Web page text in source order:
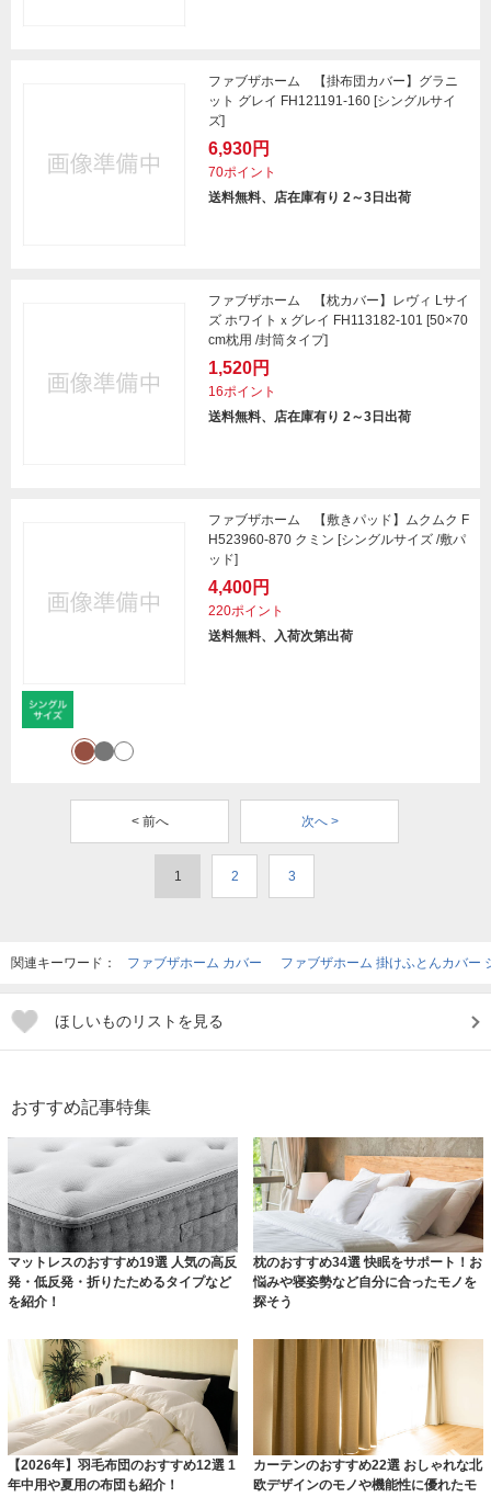
ファブザホーム 【掛布団カバー】グラニ
ット グレイ FH121191-160 [シングルサイ
ズ]
6,930円
70ポイント
送料無料、店在庫有り 2～3日出荷
ファブザホーム 【枕カバー】レヴィ Lサイ
ズ ホワイトｘグレイ FH113182-101 [50×70
cm枕用 /封筒タイプ]
1,520円
16ポイント
送料無料、店在庫有り 2～3日出荷
ファブザホーム 【敷きパッド】ムクムク F
H523960-870 クミン [シングルサイズ /敷パ
ッド]
4,400円
220ポイント
送料無料、入荷次第出荷
< 前へ 次へ >
1 2 3
関連キーワード： ファブザホーム カバー ファブザホーム 掛けふとんカバー
ほしいものリストを見る
おすすめ記事特集
マットレスのおすすめ19選 人気の高反
発・低反発・折りたためるタイプなど
を紹介！
枕のおすすめ34選 快眠をサポート！お
悩みや寝姿勢など自分に合ったモノを
探そう
【2026年】羽毛布団のおすすめ12選 1
年中用や夏用の布団も紹介！
カーテンのおすすめ22選 おしゃれな北
欧デザインのモノや機能性に優れたモ